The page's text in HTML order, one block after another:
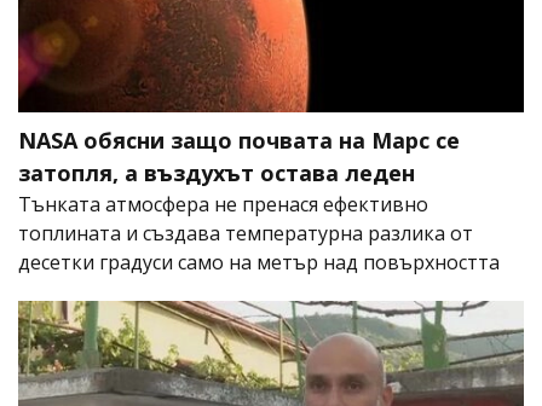
NASA обясни защо почвата на Марс се
затопля, а въздухът остава леден
Тънката атмосфера не пренася ефективно
топлината и създава температурна разлика от
десетки градуси само на метър над повърхността